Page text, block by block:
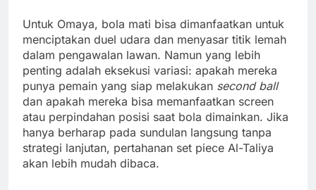
Untuk Omaya, bola mati bisa dimanfaatkan untuk
menciptakan duel udara dan menyasar titik lemah
dalam pengawalan lawan. Namun yang lebih
penting adalah eksekusi variasi: apakah mereka
punya pemain yang siap melakukan second ball
dan apakah mereka bisa memanfaatkan screen
atau perpindahan posisi saat bola dimainkan. Jika
hanya berharap pada sundulan langsung tanpa
strategi lanjutan, pertahanan set piece Al-Taliya
akan lebih mudah dibaca.